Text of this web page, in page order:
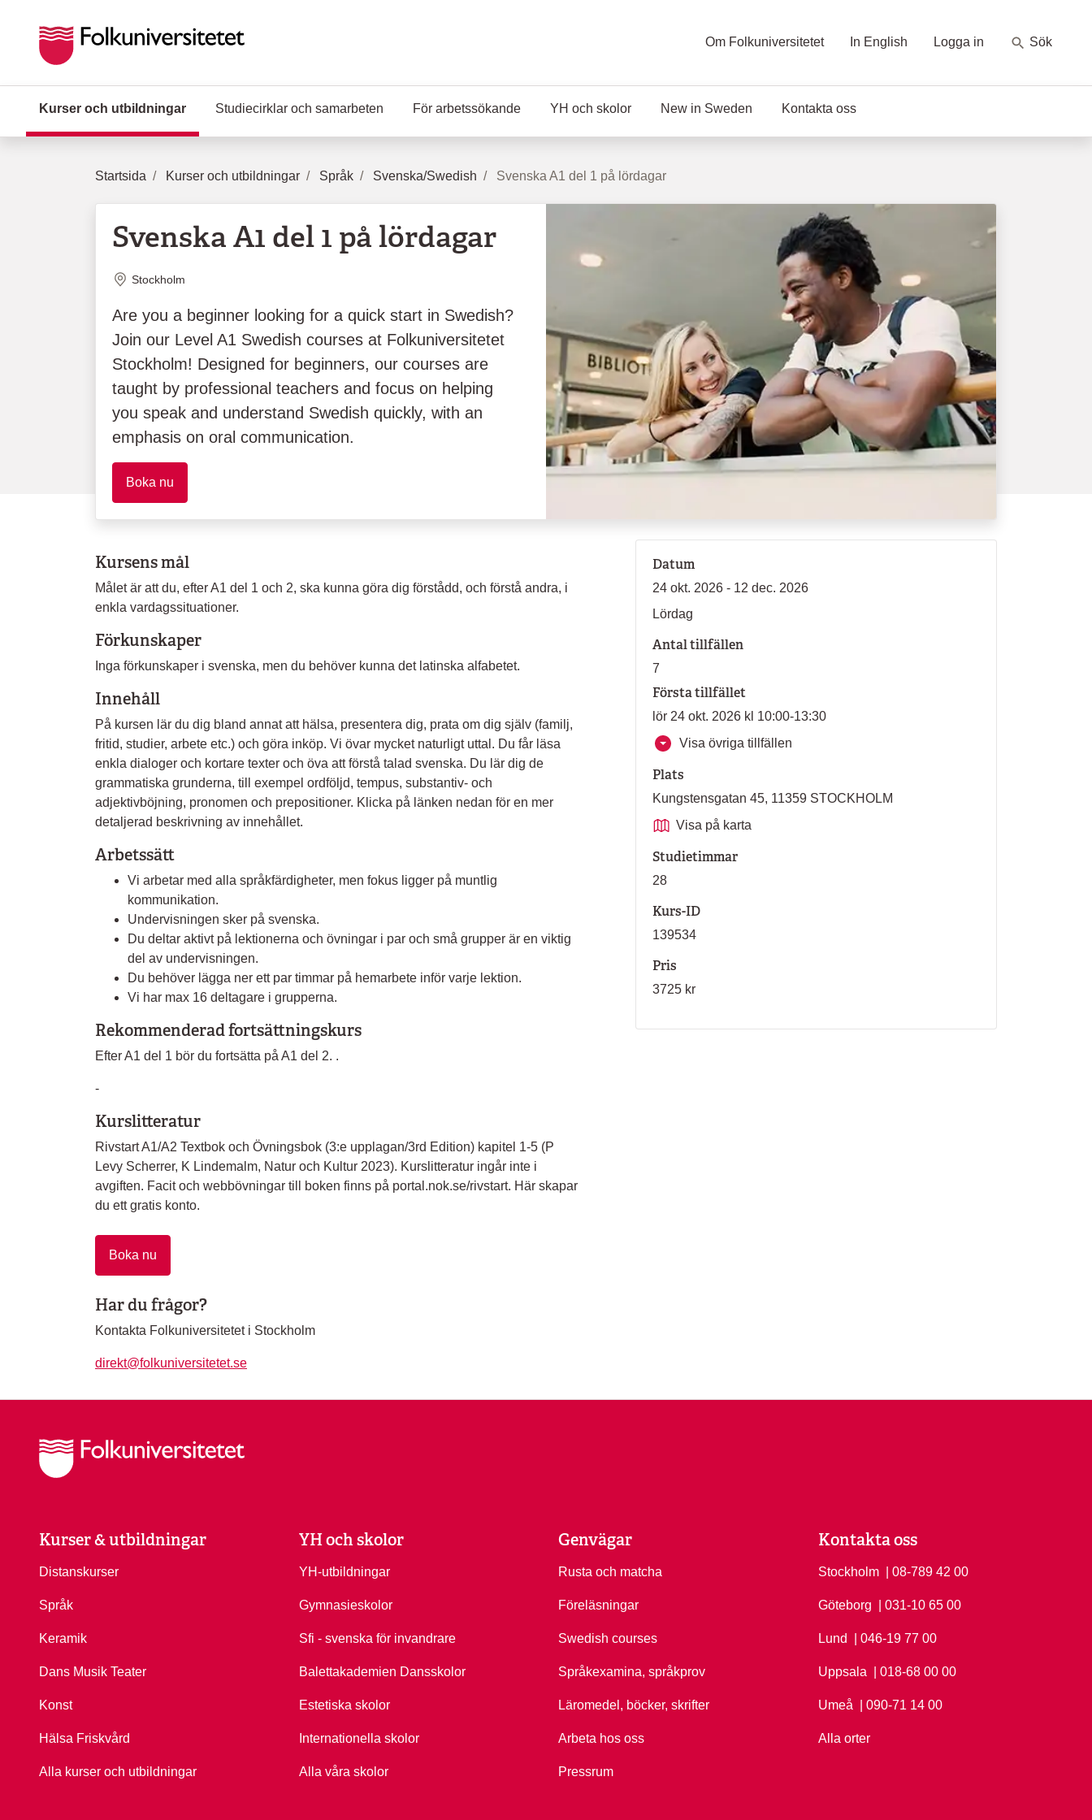
Om Folkuniversitetet In English Logga in Sök
Kurser och utbildningar (Aktuell sida)
Studiecirklar och samarbeten För arbetssökande YH och skolor New in Sweden Kontakta oss
Startsida Kurser och utbildningar Språk Svenska/Swedish Svenska A1 del 1 på lördagar
Svenska A1 del 1 på lördagar
Plats
Stockholm
Are you a beginner looking for a quick start in Swedish?
Join our Level A1 Swedish courses at Folkuniversitetet
Stockholm! Designed for beginners, our courses are
taught by professional teachers and focus on helping
you speak and understand Swedish quickly, with an
emphasis on oral communication.
Boka nu
Kursens mål
Målet är att du, efter A1 del 1 och 2, ska kunna göra dig förstådd, och förstå andra, i
enkla vardagssituationer.
Förkunskaper
Inga förkunskaper i svenska, men du behöver kunna det latinska alfabetet.
Innehåll
På kursen lär du dig bland annat att hälsa, presentera dig, prata om dig själv (familj,
fritid, studier, arbete etc.) och göra inköp. Vi övar mycket naturligt uttal. Du får läsa
enkla dialoger och kortare texter och öva att förstå talad svenska. Du lär dig de
grammatiska grunderna, till exempel ordföljd, tempus, substantiv- och
adjektivböjning, pronomen och prepositioner. Klicka på länken nedan för en mer
detaljerad beskrivning av innehållet.
Arbetssätt
Vi arbetar med alla språkfärdigheter, men fokus ligger på muntlig
kommunikation.
Undervisningen sker på svenska.
Du deltar aktivt på lektionerna och övningar i par och små grupper är en viktig
del av undervisningen.
Du behöver lägga ner ett par timmar på hemarbete inför varje lektion.
Vi har max 16 deltagare i grupperna.
Rekommenderad fortsättningskurs
Efter A1 del 1 bör du fortsätta på A1 del 2. .
-
Kurslitteratur
Rivstart A1/A2 Textbok och Övningsbok (3:e upplagan/3rd Edition) kapitel 1-5 (P
Levy Scherrer, K Lindemalm, Natur och Kultur 2023). Kurslitteratur ingår inte i
avgiften. Facit och webbövningar till boken finns på portal.nok.se/rivstart. Här skapar
du ett gratis konto.
Boka nu
Har du frågor?
Kontakta Folkuniversitetet i Stockholm
direkt@folkuniversitetet.se
Datum
24 okt. 2026 - 12 dec. 2026
Lördag
Antal tillfällen
7
Första tillfället
lör 24 okt. 2026 kl 10:00-13:30
Visa övriga tillfällen
Plats
Kungstensgatan 45, 11359 STOCKHOLM
Visa på karta
Studietimmar
28
Kurs-ID
139534
Pris
3725 kr
Kurser & utbildningar
Distanskurser
Språk
Keramik
Dans Musik Teater
Konst
Hälsa Friskvård
Alla kurser och utbildningar
YH och skolor
YH-utbildningar
Gymnasieskolor
Sfi - svenska för invandrare
Balettakademien Dansskolor
Estetiska skolor
Internationella skolor
Alla våra skolor
Genvägar
Rusta och matcha
Föreläsningar
Swedish courses
Språkexamina, språkprov
Läromedel, böcker, skrifter
Arbeta hos oss
Pressrum
Kontakta oss
Stockholm Ring Stockholm på
| 08-789 42 00
Göteborg Ring Göteborg på
| 031-10 65 00
Lund Ring Lund på
| 046-19 77 00
Uppsala Ring Uppsala på
| 018-68 00 00
Umeå Ring Umeå på
| 090-71 14 00
Alla orter